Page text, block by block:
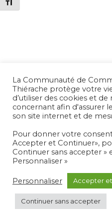
CHANGER LA TAILLE DE LA
MENTIONS
Hestia |
La Communauté de
Thiérache protège votre
d’utiliser des cookies et
concernant afin d'assurer
son site internet et de
Pour donner votre
Accepter et Continuer»,
Continuer sans accepter »
Personnaliser »
Personnaliser Accepter
Continuer sans accepter